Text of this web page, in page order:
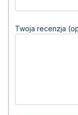
Twoja recenzja